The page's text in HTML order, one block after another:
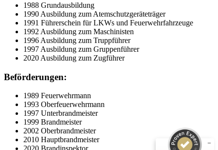
1988 Grundausbildung
1990 Ausbildung zum Atemschutzgeräteträger
1991 Führerschein für LKWs und Feuerwehrfahrzeuge
1992 Ausbildung zum Maschinisten
1996 Ausbildung zum Truppführer
1997 Ausbildung zum Gruppenführer
2020 Ausbildung zum Zugführer
Beförderungen:
1989 Feuerwehrmann
1993 Oberfeuerwehrmann
1997 Unterbrandmeister
1999 Brandmeister
2002 Oberbrandmeister
2010 Hauptbrandmeister
Empfehlungen auf
ProvenExpert.com